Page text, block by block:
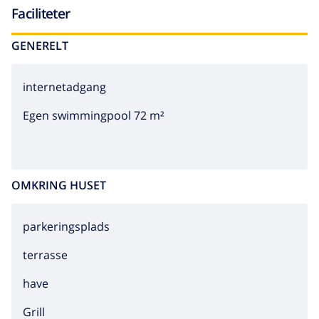
Faciliteter
GENERELT
internetadgang
Egen swimmingpool 72 m²
OMKRING HUSET
parkeringsplads
terrasse
have
grill